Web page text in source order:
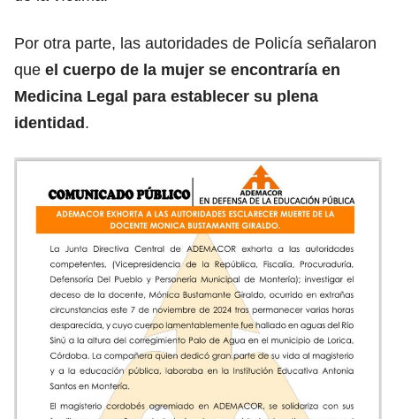
Por otra parte, las autoridades de Policía señalaron
que el cuerpo de la mujer se encontraría en
Medicina Legal para establecer su plena
identidad.